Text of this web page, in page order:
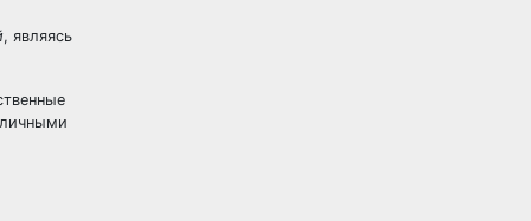
, являясь